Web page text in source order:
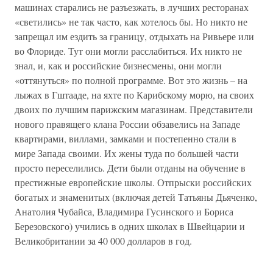
машинах старались не разъезжать, в лучших ресторанах
«светились» не так часто, как хотелось бы. Но никто не
запрещал им ездить за границу, отдыхать на Ривьере или
во Флориде. Тут они могли расслабиться. Их никто не
знал, и, как и российские бизнесмены, они могли
«оттянуться» по полной программе. Вот это жизнь – на
лыжах в Гштааде, на яхте по Карибскому морю, на своих
двоих по лучшим парижским магазинам. Представители
нового правящего клана России обзавелись на Западе
квартирами, виллами, замками и постепенно стали в
мире Запада своими. Их жены туда по большей части
просто переселились. Дети были отданы на обучение в
престижные европейские школы. Отпрыски российских
богатых и знаменитых (включая детей Татьяны Дьяченко,
Анатолия Чубайса, Владимира Гусинского и Бориса
Березовского) учились в одних школах в Швейцарии и
Велико­британии за 40 000 долларов в год.